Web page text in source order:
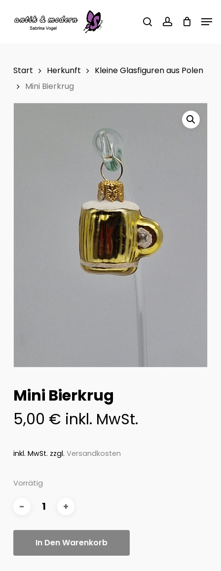
searchaccount
Start Herkunft
Kleine Glasfiguren aus Polen
Mini Bierkrug
Mini Bierkrug
5,00 € inkl. MwSt.
inkl. MwSt. zzgl. Versandkosten
Vorrätig
In Den Warenkorb